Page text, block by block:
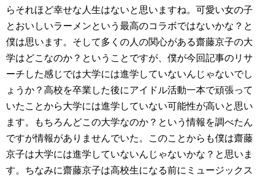
らそれほど幸せな人生はないと思いますね。可愛い女の子
とおいしいラーメンという最高のコラボではないかな？と
僕は思います。そして多くの人の関心がある齋藤京子の大
学はどこなのか？ということですが、僕が今回記事のリサ
ーチした感じでは大学には進学していないんじゃないでし
ょうか？高校を卒業した後にアイドル活動一本で頑張って
いたことから大学には進学していない可能性が高いと思い
ます。もちろんどこの大学なのか？という情報を調べたん
ですが情報がありませんでいた。このことからも僕は齋藤
京子は大学には進学していないんじゃないかな？と思いま
す。ちなみに齋藤京子は高校生になる前にミュージックス